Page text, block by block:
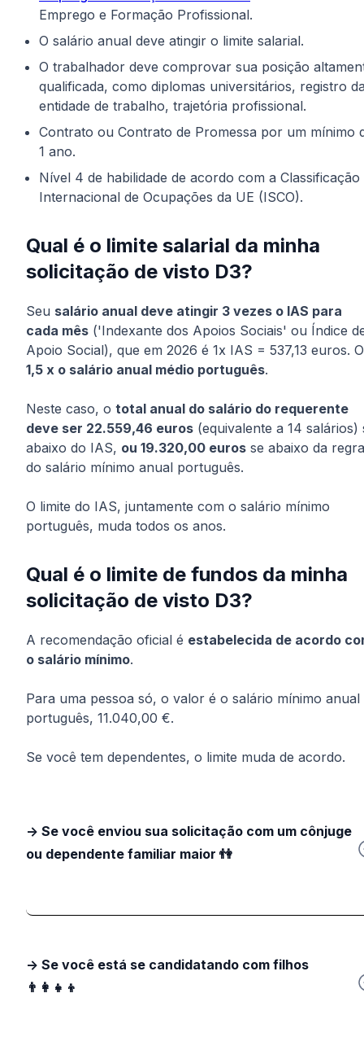
Emprego e Formação Profissional.
O salário anual deve atingir o limite salarial.
O trabalhador deve comprovar sua posição
qualificada, como diplomas universitários, registro
entidade de trabalho, trajetória profissional.
Contrato ou Contrato de Promessa por um mínimo
1 ano.
Nível 4 de habilidade de acordo com a Classificação
Internacional de Ocupações da UE (ISCO).
Qual é o limite salarial da minha
solicitação de visto D3?
Seu salário anual deve atingir 3 vezes o IAS para
cada mês ('Indexante dos Apoios Sociais' ou Índice
Apoio Social), que em 2026 é 1x IAS = 537,13 euros.
1,5 x o salário anual médio português.
Neste caso, o total anual do salário do requerente
deve ser 22.559,46 euros (equivalente a 14 salários)
abaixo do IAS, ou 19.320,00 euros se abaixo da regra
do salário mínimo anual português.
O limite do IAS, juntamente com o salário mínimo
português, muda todos os anos.
Qual é o limite de fundos da minha
solicitação de visto D3?
A recomendação oficial é estabelecida de acordo
o salário mínimo.
Para uma pessoa só, o valor é o salário mínimo anual
português, 11.040,00 €.
Se você tem dependentes, o limite muda de acordo.
-> Se você enviou sua solicitação com um cônjuge
ou dependente familiar maior 👫
-> Se você está se candidatando com filhos
👨‍👩‍👧‍👦